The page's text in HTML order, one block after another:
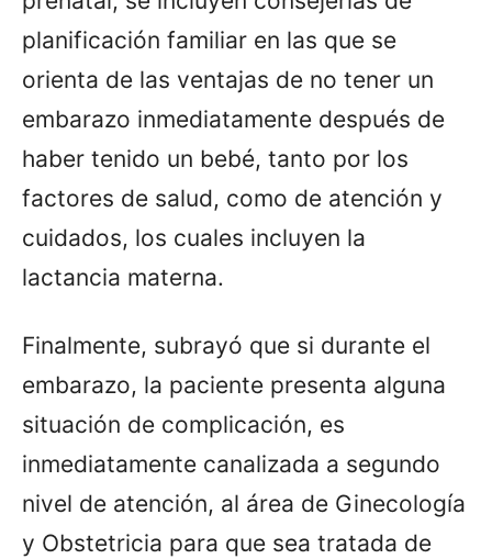
planificación familiar en las que se
orienta de las ventajas de no tener un
embarazo inmediatamente después de
haber tenido un bebé, tanto por los
factores de salud, como de atención y
cuidados, los cuales incluyen la
lactancia materna.
Finalmente, subrayó que si durante el
embarazo, la paciente presenta alguna
situación de complicación, es
inmediatamente canalizada a segundo
nivel de atención, al área de Ginecología
y Obstetricia para que sea tratada de